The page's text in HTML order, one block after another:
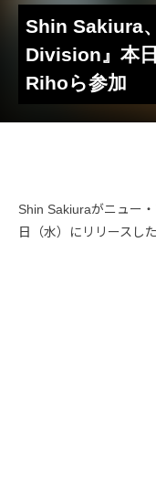
Shin Sakiura
Division』本
Rihoら参加
Shin Sakiuraがニュー
日（水）にリリースした